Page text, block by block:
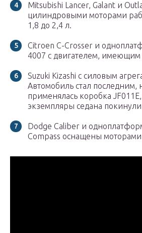
Mitsubishi Lancer, Galant и
цилиндровыми моторами
1,8 до 2,4 л.
Citroen C-Crosser и
4007 с двигателем, имеющим
Suzuki Kizashi с силовым
Автомобиль стал последним,
применялась коробка
экземпляры седана
Dodge Caliber и
Compass оснащены